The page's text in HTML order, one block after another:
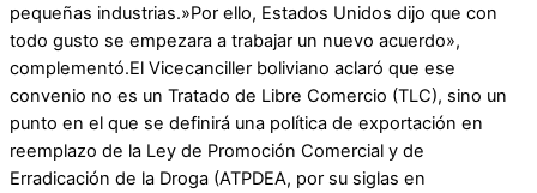
pequeñas industrias.»Por ello, Estados Unidos dijo que con
todo gusto se empezara a trabajar un nuevo acuerdo»,
complementó.El Vicecanciller boliviano aclaró que ese
convenio no es un Tratado de Libre Comercio (TLC), sino un
punto en el que se definirá una política de exportación en
reemplazo de la Ley de Promoción Comercial y de
Erradicación de la Droga (ATPDEA, por su siglas en